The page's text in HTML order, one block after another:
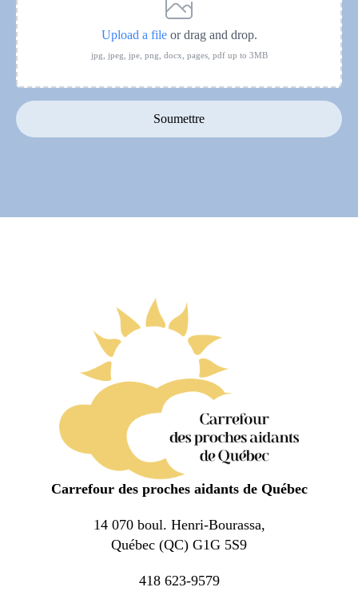
Upload a fileor drag and drop.
jpg, jpeg, jpe, png, docx, pages, pdf up to 3MB
Soumettre
Carrefour des proches aidants de Québec
14 070 boul. Henri-Bourassa,
Québec (QC) G1G 5S9
418 623-9579